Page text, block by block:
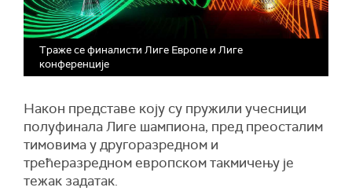
Траже се финалисти Лиге Европе и Лиге
конференције
Након представе коју су пружили учесници
полуфинала Лиге шампиона, пред преосталим
тимовима у другоразредном и
трећеразредном европском такмичењу је
тежак задатак.